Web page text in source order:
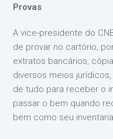
Provas
A vice-presidente do
de provar no cartório,
extratos bancários,
diversos meios
de tudo para receber o
passar o bem quando
bem como seu